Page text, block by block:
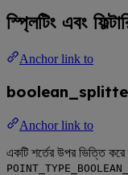
স্প্লিটিং এবং
Anchor link to
Anchor link to
একটি শর্তের উপর ভিত্তি করে